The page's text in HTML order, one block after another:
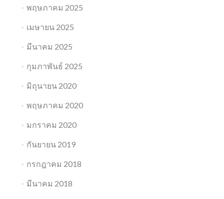
พฤษภาคม 2025
เมษายน 2025
มีนาคม 2025
กุมภาพันธ์ 2025
มิถุนายน 2020
พฤษภาคม 2020
มกราคม 2020
กันยายน 2019
กรกฎาคม 2018
มีนาคม 2018